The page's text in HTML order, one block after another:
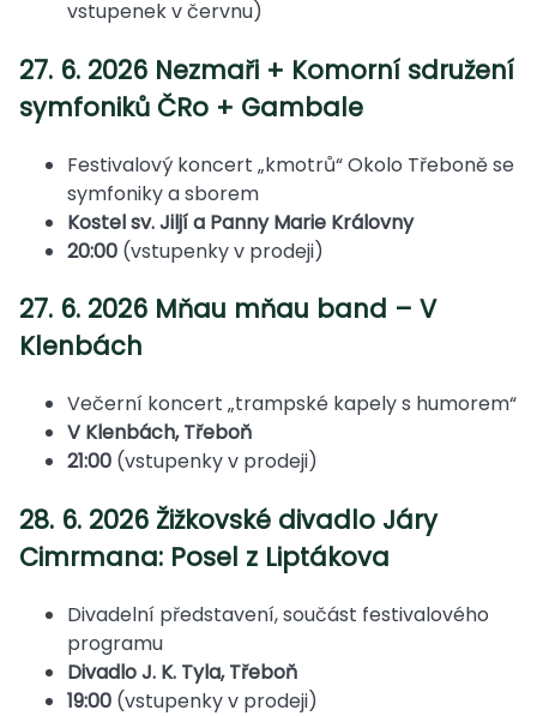
vstupenek v červnu)
27. 6. 2026 Nezmaři + Komorní sdružení
symfoniků ČRo + Gambale
Festivalový koncert „kmotrů“ Okolo Třeboně se
symfoniky a sborem
Kostel sv. Jiljí a Panny Marie Královny
20:00 (vstupenky v prodeji)
27. 6. 2026 Mňau mňau band – V
Klenbách
Večerní koncert „trampské kapely s humorem“
V Klenbách, Třeboň
21:00 (vstupenky v prodeji)
28. 6. 2026 Žižkovské divadlo Járy
Cimrmana: Posel z Liptákova
Divadelní představení, součást festivalového
programu
Divadlo J. K. Tyla, Třeboň
19:00 (vstupenky v prodeji)